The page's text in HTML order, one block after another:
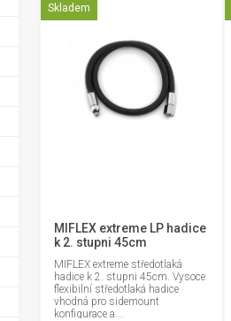
Skladem
MIFLEX extreme LP hadice
k 2. stupni 45cm
MIFLEX extreme středotlaká
hadice k 2. stupni 45cm. Vysoce
flexibilní středotlaká hadice
vhodná pro sidemount
konfigurace a...